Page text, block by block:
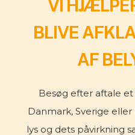
VI
BLIVE
AF
Besøg efter aftale
Danmark, Sverige
lys og dets påvirkning